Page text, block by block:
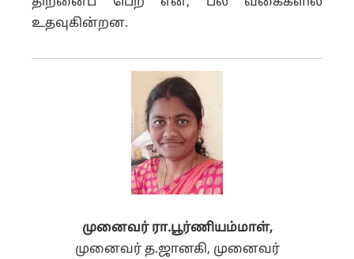
உதவுகின்றன.
முனைவர் ரா.பூர்ணியம்மாள்,
முனைவர் த.ஜானகி, முனைவர்